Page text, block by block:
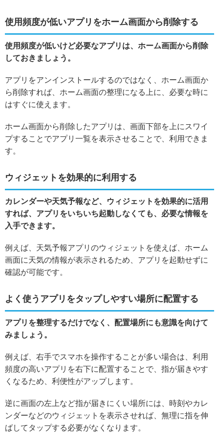
使用頻度が低いアプリをホーム画面から削除する
使用頻度が低いけど必要なアプリは、ホーム画面から削除
しておきましょう。
アプリをアンインストールするのではなく、ホーム画面か
ら削除すれば、ホーム画面の整理になる上に、必要な時に
はすぐに使えます。
ホーム画面から削除したアプリは、画面下部を上にスワイ
プすることでアプリ一覧を表示させることで、利用できま
す。
ウィジェットを効果的に利用する
カレンダーや天気予報など、ウィジェットを効果的に活用
すれば、アプリをいちいち起動しなくても、必要な情報を
入手できます。
例えば、天気予報アプリのウィジェットを使えば、ホーム
画面に天気の情報が表示されるため、アプリを起動せずに
確認が可能です。
よく使うアプリをタップしやすい場所に配置する
アプリを整理するだけでなく、配置場所にも意識を向けて
みましょう。
例えば、右手でスマホを操作することが多い場合は、利用
頻度の高いアプリを右下に配置することで、指が届きやす
くなるため、利便性がアップします。
逆に画面の左上など指が届きにくい場所には、時刻やカレ
ンダーなどのウィジェットを表示させれば、無理に指を伸
ばしてタップする必要がなくなります。